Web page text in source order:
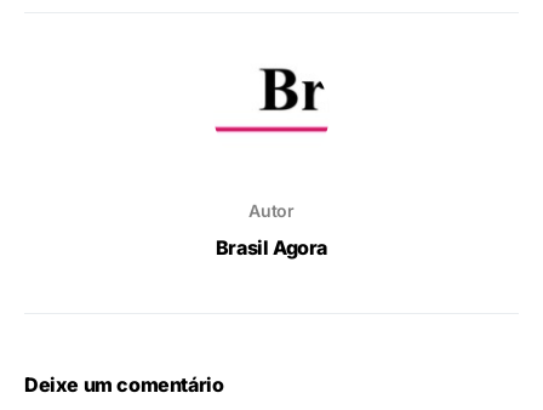
Autor
Brasil Agora
Deixe um comentário